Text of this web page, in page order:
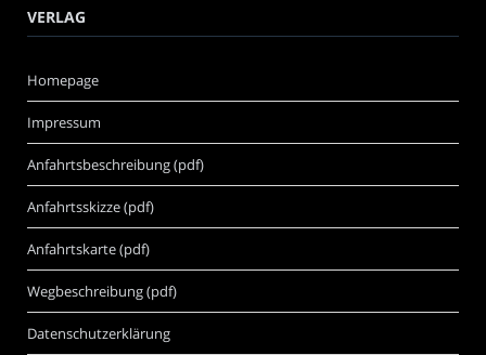
VERLAG
Homepage
Impressum
Anfahrtsbeschreibung (pdf)
Anfahrtsskizze (pdf)
Anfahrtskarte (pdf)
Wegbeschreibung (pdf)
Datenschutzerklärung